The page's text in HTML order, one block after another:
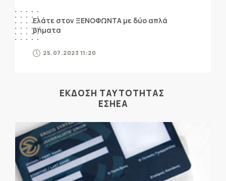
Ελάτε στον ΞΕΝΟΦΩΝΤΑ με δύο απλά
βήματα
25.07.2023 11:20
ΕΚΔΟΣΗ ΤΑΥΤΟΤΗΤΑΣ
ΕΣΗΕΑ